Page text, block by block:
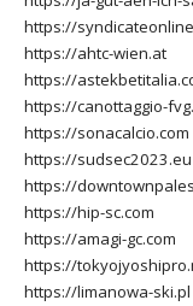
https://
https://ahtc-wien.at
https://
https://canottaggio-
https://sonacalcio.com
https://sudsec2023.eu
https://
https://hip-sc.com
https://amagi-gc.com
https://
https://limanowa-ski.pl